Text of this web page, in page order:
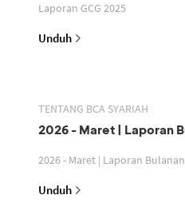
Laporan GCG 2025
Unduh
TENTANG BCA SYARIAH
2026 - Maret | Laporan
2026 - Maret | Laporan Bulanan
Unduh